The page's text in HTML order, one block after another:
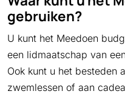
gebruiken?
U kunt het Meedoen
een lidmaatschap van
Ook kunt u het besteden
zwemlessen of aan